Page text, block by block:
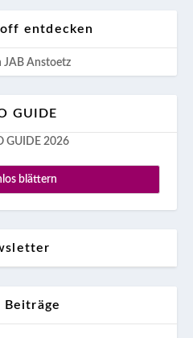
entdecken
GUIDE
blättern
Beiträge